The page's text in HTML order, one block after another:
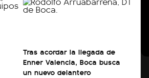
Tras acordar la llegada de
Enner Valencia, Boca busca
un nuevo delantero